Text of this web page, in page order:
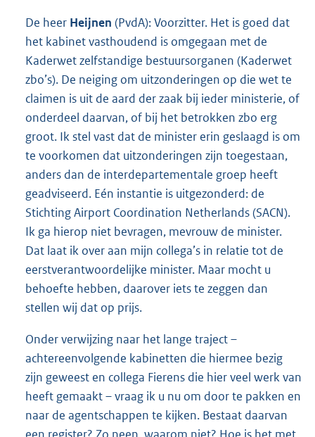
De heer Heijnen (PvdA): Voorzitter. Het is goed dat
het kabinet vasthoudend is omgegaan met de
Kaderwet zelfstandige bestuursorganen (Kaderwet
zbo’s). De neiging om uitzonderingen op die wet te
claimen is uit de aard der zaak bij ieder ministerie, of
onderdeel daarvan, of bij het betrokken zbo erg
groot. Ik stel vast dat de minister erin geslaagd is om
te voorkomen dat uitzonderingen zijn toegestaan,
anders dan de interdepartementale groep heeft
geadviseerd. Eén instantie is uitgezonderd: de
Stichting Airport Coordination Netherlands (SACN).
Ik ga hierop niet bevragen, mevrouw de minister.
Dat laat ik over aan mijn collega’s in relatie tot de
eerstverantwoordelijke minister. Maar mocht u
behoefte hebben, daarover iets te zeggen dan
stellen wij dat op prijs.
Onder verwijzing naar het lange traject –
achtereenvolgende kabinetten die hiermee bezig
zijn geweest en collega Fierens die hier veel werk van
heeft gemaakt – vraag ik u nu om door te pakken en
naar de agentschappen te kijken. Bestaat daarvan